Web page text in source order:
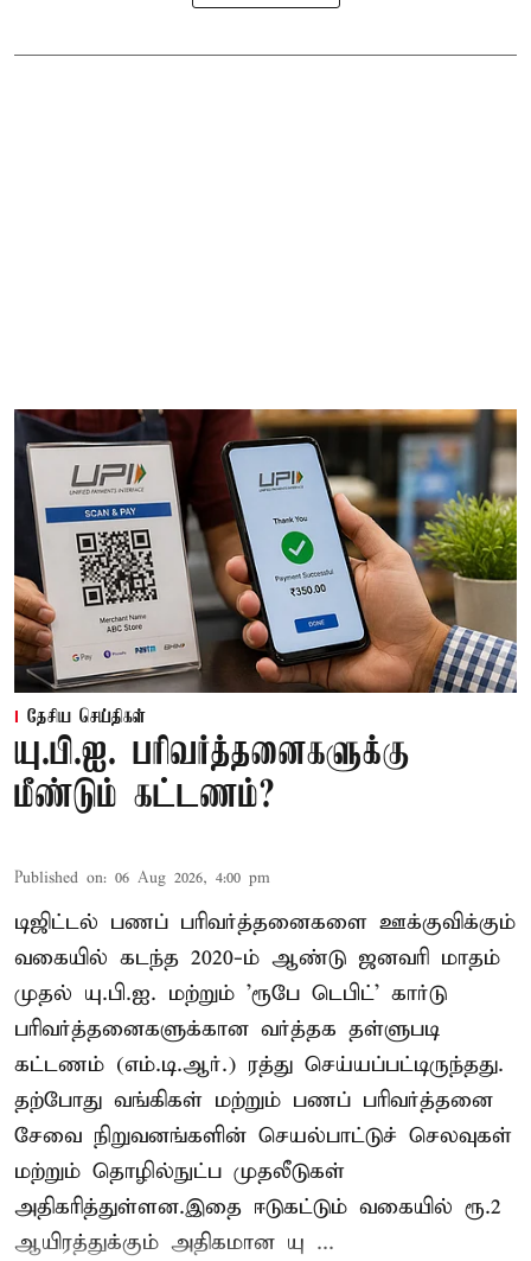
தேசிய செய்திகள்
யு.பி.ஐ. பரிவர்த்தனைகளுக்கு
மீண்டும் கட்டணம்?
Published on: 06 Aug 2026, 4:00 pm
டிஜிட்டல் பணப் பரிவர்த்தனைகளை ஊக்குவிக்கும்
வகையில் கடந்த 2020-ம் ஆண்டு ஜனவரி மாதம்
முதல் யு.பி.ஐ. மற்றும் 'ரூபே டெபிட்' கார்டு
பரிவர்த்தனைகளுக்கான வர்த்தக தள்ளுபடி
கட்டணம் (எம்.டி.ஆர்.) ரத்து செய்யப்பட்டிருந்தது.
தற்போது வங்கிகள் மற்றும் பணப் பரிவர்த்தனை
சேவை நிறுவனங்களின் செயல்பாட்டுச் செலவுகள்
மற்றும் தொழில்நுட்ப முதலீடுகள்
அதிகரித்துள்ளன.இதை ஈடுகட்டும் வகையில் ரூ.2
ஆயிரத்துக்கும் அதிகமான யு ...